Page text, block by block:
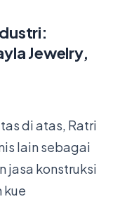
Jewelry,
di atas, Ratri
lain sebagai
jasa konstruksi
kue